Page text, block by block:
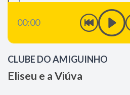
00:00
CLUBE DO AMIGUINHO
Eliseu e a Viúva